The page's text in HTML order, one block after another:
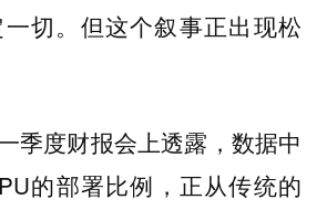
切。但这个叙事正出现松
季度财报会上透露，数据中
的部署比例，正从传统的